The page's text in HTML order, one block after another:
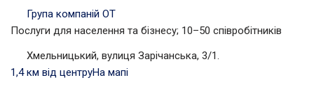
Група компаній ОТ
Послуги для населення та бізнесу; 10–50 співробітників
Хмельницький, вулиця Зарічанська, 3/1.
1,4 км від центруНа мапі